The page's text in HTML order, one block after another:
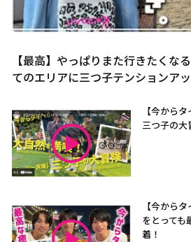
【最高】やっぱりまた行きたくな
てのエリアに三つ子テンションアッ
【今から
三つ子の大
【今から
をとっても
着！